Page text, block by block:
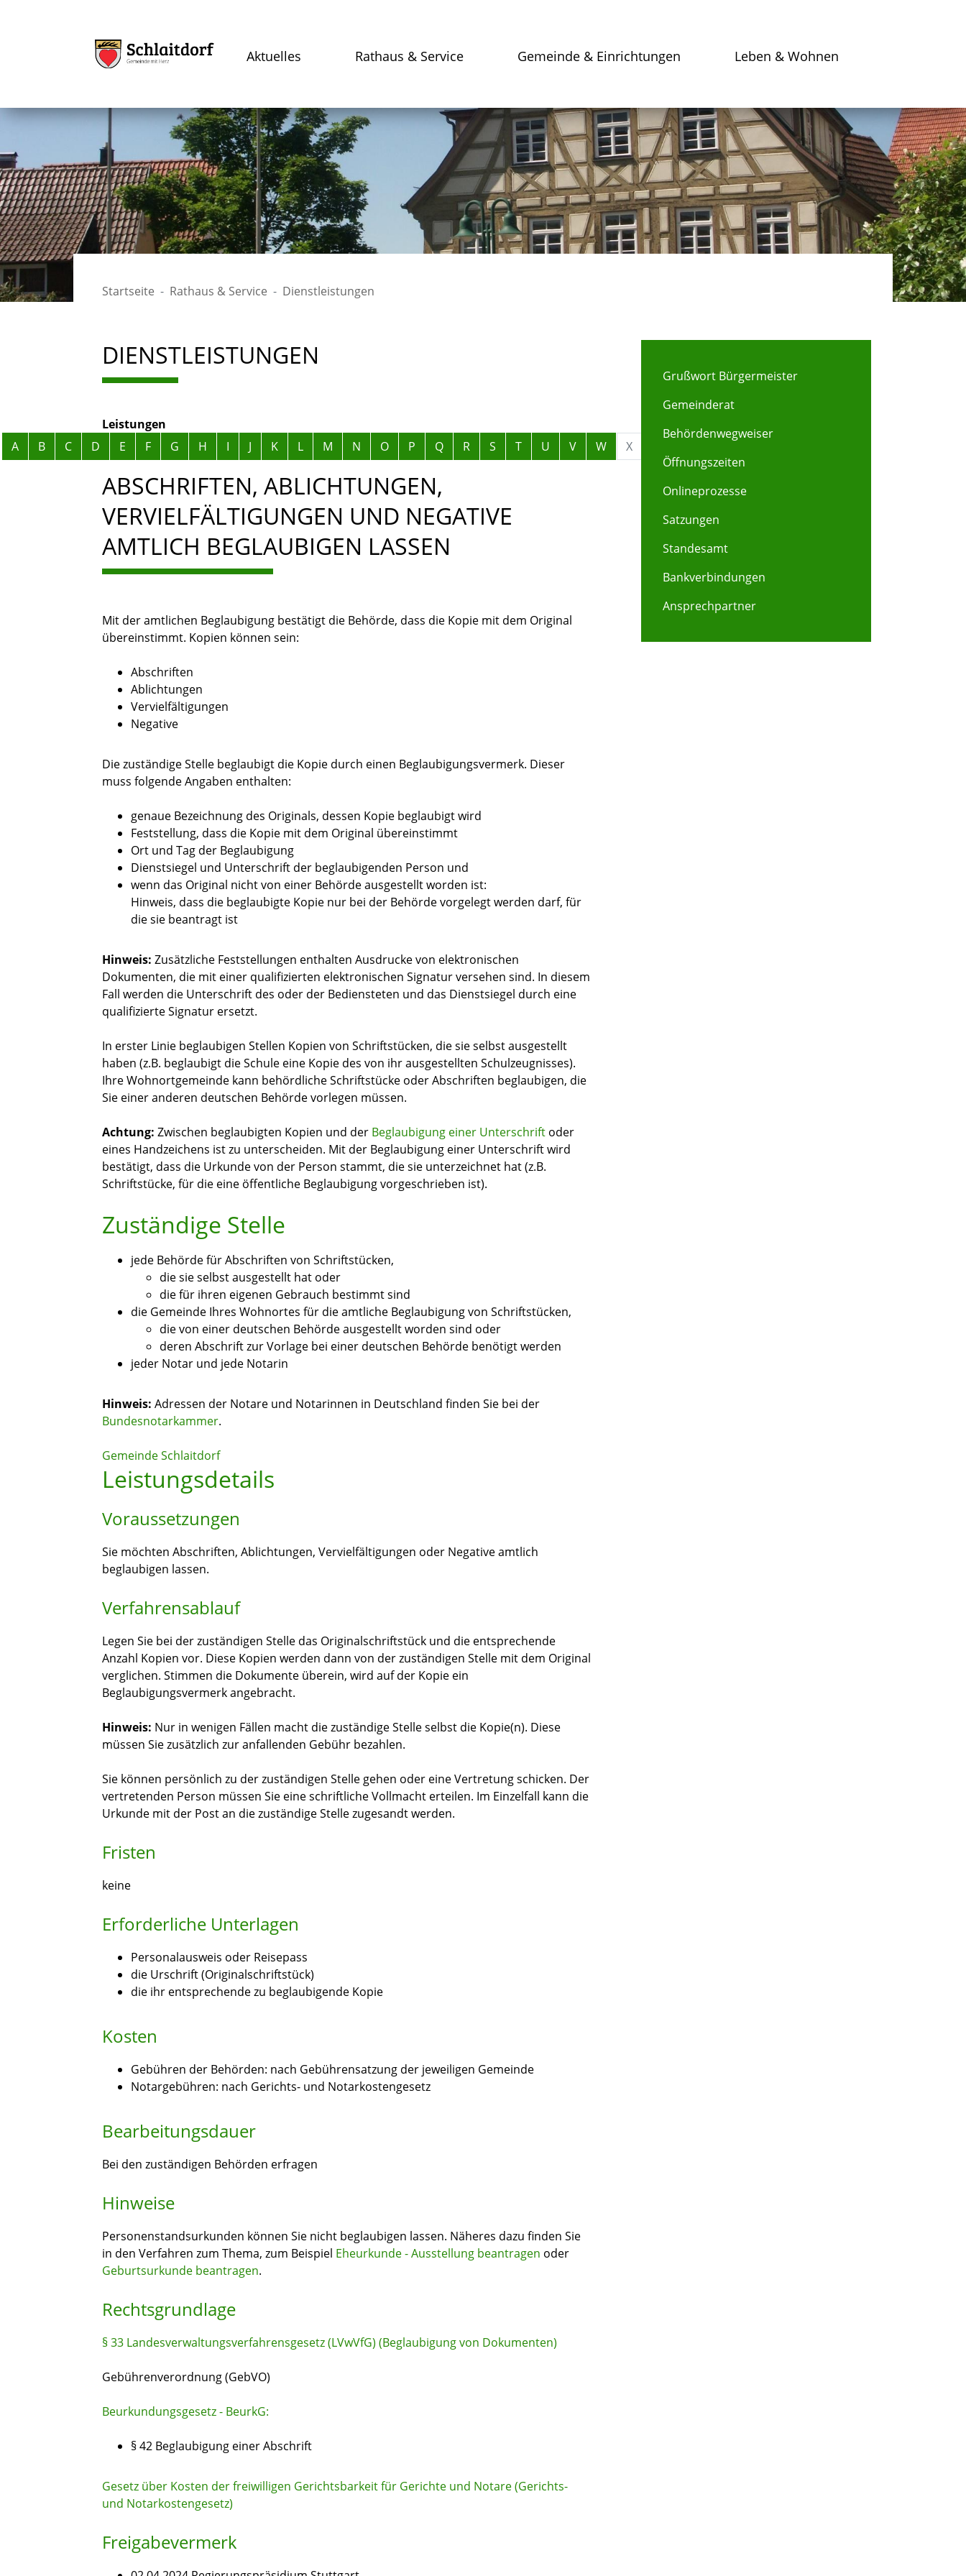
Aktuelles Rathaus & Service Gemeinde & Einrichtungen Leben & Wohnen
Startseite Rathaus & Service Dienstleistungen
DIENSTLEISTUNGEN
Leistungen
Alphabetisches Register überspringen
A B C D E F G H I J K L M N O P Q R S T U V W X
ABSCHRIFTEN, ABLICHTUNGEN,
VERVIELFÄLTIGUNGEN UND NEGATIVE
AMTLICH BEGLAUBIGEN LASSEN
Mit der amtlichen Beglaubigung bestätigt die Behörde, dass die Kopie mit dem Original
übereinstimmt. Kopien können sein:
Abschriften
Ablichtungen
Vervielfältigungen
Negative
Die zuständige Stelle beglaubigt die Kopie durch einen Beglaubigungsvermerk. Dieser
muss folgende Angaben enthalten:
genaue Bezeichnung des Originals, dessen Kopie beglaubigt wird
Feststellung, dass die Kopie mit dem Original übereinstimmt
Ort und Tag der Beglaubigung
Dienstsiegel und Unterschrift der beglaubigenden Person und
wenn das Original nicht von einer Behörde ausgestellt worden ist:
Hinweis, dass die beglaubigte Kopie nur bei der Behörde vorgelegt werden darf, für
die sie beantragt ist
Hinweis: Zusätzliche Feststellungen enthalten Ausdrucke von elektronischen
Dokumenten, die mit einer qualifizierten elektronischen Signatur versehen sind. In diesem
Fall werden die Unterschrift des oder der Bediensteten und das Dienstsiegel durch eine
qualifizierte Signatur ersetzt.
In erster Linie beglaubigen Stellen Kopien von Schriftstücken, die sie selbst ausgestellt
haben (z.B. beglaubigt die Schule eine Kopie des von ihr ausgestellten Schulzeugnisses).
Ihre Wohnortgemeinde kann behördliche Schriftstücke oder Abschriften beglaubigen, die
Sie einer anderen deutschen Behörde vorlegen müssen.
Achtung: Zwischen beglaubigten Kopien und der Beglaubigung einer Unterschrift oder
eines Handzeichens ist zu unterscheiden. Mit der Beglaubigung einer Unterschrift wird
bestätigt, dass die Urkunde von der Person stammt, die sie unterzeichnet hat (z.B.
Schriftstücke, für die eine öffentliche Beglaubigung vorgeschrieben ist).
Zuständige Stelle
jede Behörde für Abschriften von Schriftstücken,
die sie selbst ausgestellt hat oder
die für ihren eigenen Gebrauch bestimmt sind
die Gemeinde Ihres Wohnortes für die amtliche Beglaubigung von Schriftstücken,
die von einer deutschen Behörde ausgestellt worden sind oder
deren Abschrift zur Vorlage bei einer deutschen Behörde benötigt werden
jeder Notar und jede Notarin
Hinweis: Adressen der Notare und Notarinnen in Deutschland finden Sie bei der
Bundesnotarkammer.
Gemeinde Schlaitdorf
Leistungsdetails
Voraussetzungen
Sie möchten Abschriften, Ablichtungen, Vervielfältigungen oder Negative amtlich
beglaubigen lassen.
Verfahrensablauf
Legen Sie bei der zuständigen Stelle das Originalschriftstück und die entsprechende
Anzahl Kopien vor. Diese Kopien werden dann von der zuständigen Stelle mit dem Original
verglichen. Stimmen die Dokumente überein, wird auf der Kopie ein
Beglaubigungsvermerk angebracht.
Hinweis: Nur in wenigen Fällen macht die zuständige Stelle selbst die Kopie(n). Diese
müssen Siezusätzlich zur anfallenden Gebühr bezahlen.
Sie können persönlich zu der zuständigen Stelle gehen oder eine Vertretung schicken. Der
vertretenden Person müssen Sie eine schriftliche Vollmacht erteilen. Im Einzelfall kann die
Urkunde mit der Post an die zuständige Stelle zugesandt werden.
Fristen
keine
Erforderliche Unterlagen
Personalausweis oder Reisepass
die Urschrift (Originalschriftstück)
die ihr entsprechende zu beglaubigende Kopie
Kosten
Gebühren der Behörden: nach Gebührensatzung der jeweiligen Gemeinde
Notargebühren: nach Gerichts- und Notarkostengesetz
Bearbeitungsdauer
Bei den zuständigen Behörden erfragen
Hinweise
Personenstandsurkunden können Sie nicht beglaubigen lassen. Näheres dazu finden Sie
in den Verfahren zum Thema, zum Beispiel Eheurkunde - Ausstellung beantragen oder
Geburtsurkunde beantragen.
Rechtsgrundlage
§ 33 Landesverwaltungsverfahrensgesetz (LVwVfG) (Beglaubigung von Dokumenten)
Gebührenverordnung (GebVO)
Beurkundungsgesetz - BeurkG:
§ 42 Beglaubigung einer Abschrift
Gesetz über Kosten der freiwilligen Gerichtsbarkeit für Gerichte und Notare (Gerichts-
und Notarkostengesetz)
Freigabevermerk
Grußwort Bürgermeister
Gemeinderat
Behördenwegweiser
Öffnungszeiten
Onlineprozesse
Satzungen
Standesamt
Bankverbindungen
Ansprechpartner